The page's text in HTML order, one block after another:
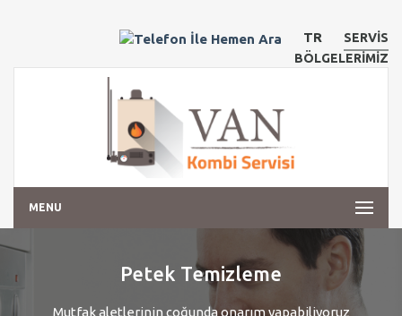
TR
SERVİS
BÖLGELERİMİZ
MENU
Petek Temizleme
Mutfak aletlerinin çoğunda onarım yapabiliyoruz